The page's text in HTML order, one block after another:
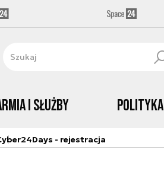
i Służby
- rejestracja